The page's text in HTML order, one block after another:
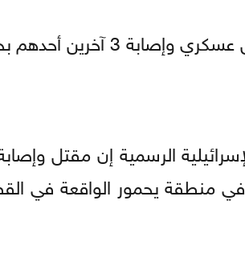
ويأتي ذلك عقب إعلان الجيش الإسرائيلي، صباح
الرسمية إن مقتل
منطقة يحمور الواقعة في